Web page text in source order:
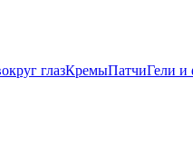
глазКремыПатчиГели